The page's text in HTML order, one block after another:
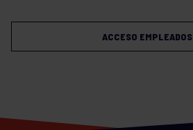
ACCESO EMPLEADOS